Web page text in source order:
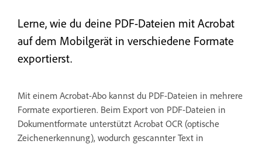
Lerne, wie du deine PDF-Dateien mit Acrobat
auf dem Mobilgerät in verschiedene Formate
exportierst.
Mit einem Acrobat-Abo kannst du PDF-Dateien in mehrere
Formate exportieren. Beim Export von PDF-Dateien in
Dokumentformate unterstützt Acrobat OCR (optische
Zeichenerkennung), wodurch gescannter Text in